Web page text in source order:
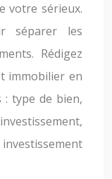
votre sérieux.
séparer les
Rédigez
immobilier en
type de bien,